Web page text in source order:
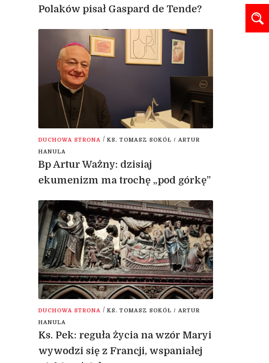
Polaków pisał Gaspard de Tende?
DUCHOWA STRONA / KS. TOMASZ SOKÓŁ / ARTUR
HANULA
Bp Artur Ważny: dzisiaj
ekumenizm ma trochę „pod górkę”
DUCHOWA STRONA / KS. TOMASZ SOKÓŁ / ARTUR
HANULA
Ks. Pek: reguła życia na wzór Maryi
wywodzi się z Francji, wspaniałej